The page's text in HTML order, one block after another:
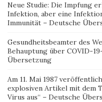
Neue Studie: Die Impfung
Infektion, aber eine
Immunität – Deutsche
Gesundheitsbeamter des
Behauptung über COVID-
Übersetzung
Am 11. Mai 1987
explosiven Artikel mit dem
Virus aus“ – Deutsche